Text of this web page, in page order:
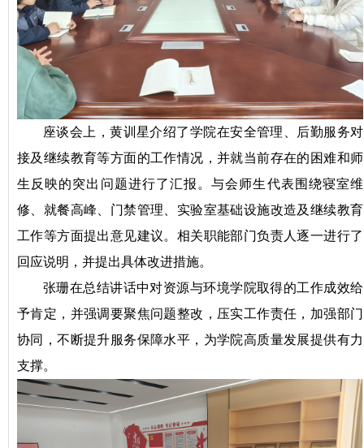
座谈会上，黄训星介绍了学院在安全管理、后勤服务对
接及继续教育等方面的工作情况，并就当前存在的困难和师
生反映的突出问题进行了汇报。与会师生代表围绕寝室维
修、就餐高峰、门禁管理、实验室基础设施改造及继续教育
工作等方面提出意见建议。相关职能部门负责人逐一进行了
回应说明，并提出具体改进措施。
张珊在总结讲话中对资源与环境学院取得的工作成效给
予肯定，并强调要聚焦问题整改，压实工作责任，加强部门
协同，不断提升服务保障水平，为学院高质量发展提供有力
支撑。